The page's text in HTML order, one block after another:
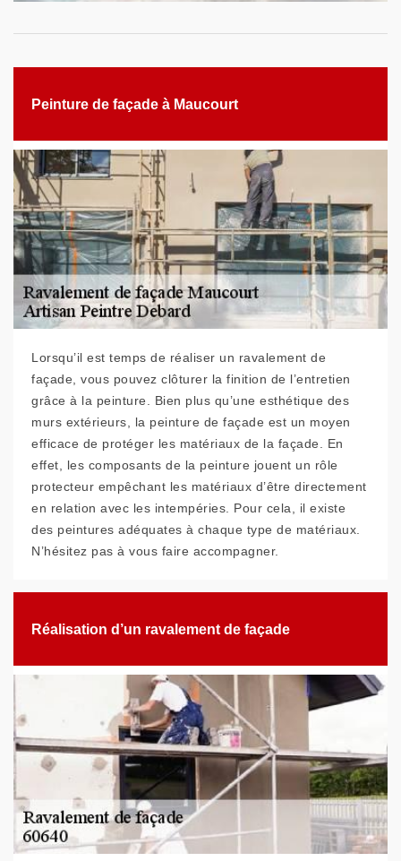
Peinture de façade à Maucourt
Lorsqu’il est temps de réaliser un ravalement de
façade, vous pouvez clôturer la finition de l’entretien
grâce à la peinture. Bien plus qu’une esthétique des
murs extérieurs, la peinture de façade est un moyen
efficace de protéger les matériaux de la façade. En
effet, les composants de la peinture jouent un rôle
protecteur empêchant les matériaux d’être directement
en relation avec les intempéries. Pour cela, il existe
des peintures adéquates à chaque type de matériaux.
N’hésitez pas à vous faire accompagner.
Réalisation d’un ravalement de façade